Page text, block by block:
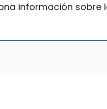
información